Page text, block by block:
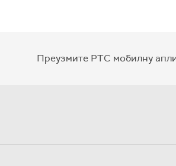
Преузмите РТС мобилну